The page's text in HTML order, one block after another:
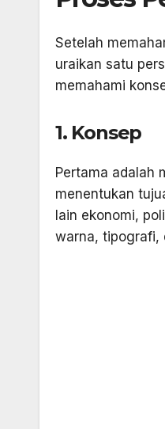
Setelah
uraikan satu
memahami
1. Konsep
Pertama adalah
menentukan
lain ekonomi,
warna, tipografi,